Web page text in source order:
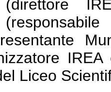
(direttore
Liceo